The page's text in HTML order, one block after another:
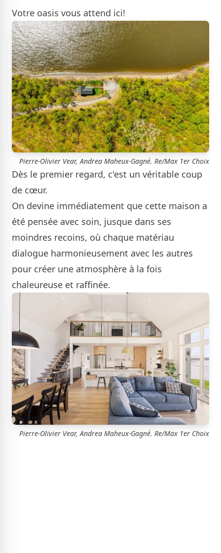
Votre oasis vous attend ici!
Pierre-Olivier Vear, Andrea Maheux-Gagné. Re/Max 1er Choix
Dès le premier regard, c'est un véritable coup
de cœur.
On devine immédiatement que cette maison a
été pensée avec soin, jusque dans ses
moindres recoins, où chaque matériau
dialogue harmonieusement avec les autres
pour créer une atmosphère à la fois
chaleureuse et raffinée.
Pierre-Olivier Vear, Andrea Maheux-Gagné. Re/Max 1er Choix